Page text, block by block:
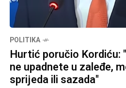
POLITIKA
Hurtić poručio Kordiću:
ne upadnete u zaleđe,
sprijeda ili sazada"